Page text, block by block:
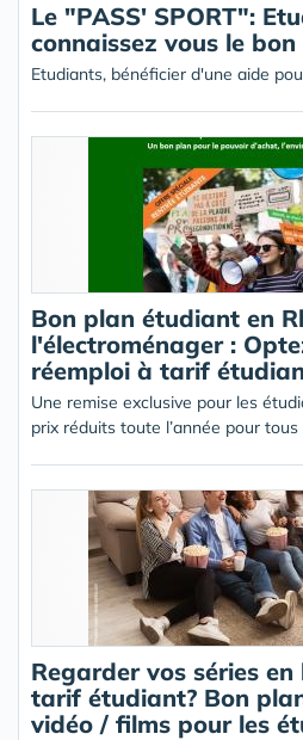
Le "PASS' SPORT":
connaissez vous le
Etudiants, bénéficier d'une aide
Bon plan étudiant en
l'électroménager :
réemploi à tarif
Une remise exclusive pour les
prix réduits toute l’année pour tous
Regarder vos séries
tarif étudiant? Bon
vidéo / films pour les